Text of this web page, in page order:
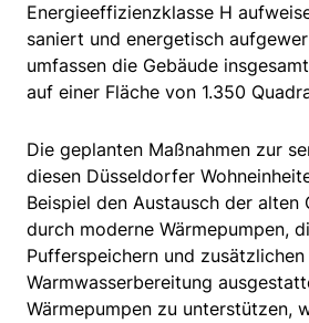
Energieeffizienzklasse H
saniert und energetisch
umfassen die Gebäude
auf einer Fläche von 1.350
Die geplanten Maßnahmen zur
diesen Düsseldorfer
Beispiel den Austausch der alten
durch moderne Wärmepumpen,
Pufferspeichern und
Warmwasserbereitung
Wärmepumpen zu unterstützen,